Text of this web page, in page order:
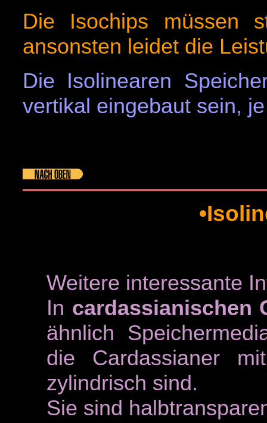
Die Isochips müssen
ansonsten leidet die
Die Isolinearen
vertikal eingebaut sein,
Weitere interessante
In cardassianischen
ähnlich
die Cardassianer
zylindrisch sind.
Sie sind